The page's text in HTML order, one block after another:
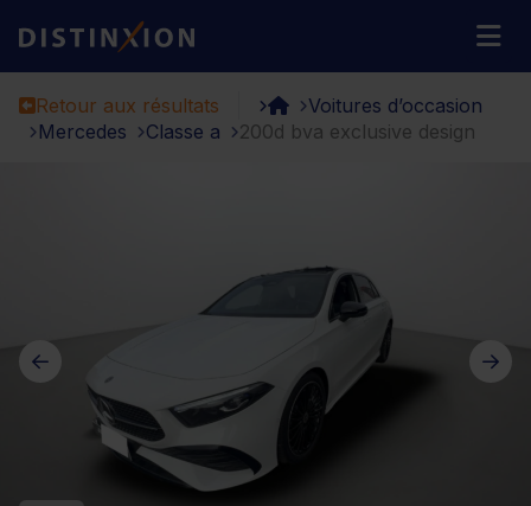
Distinxion
Retour aux résultats
Voitures d’occasion
Mercedes
Classe a 200d bva exclusive design